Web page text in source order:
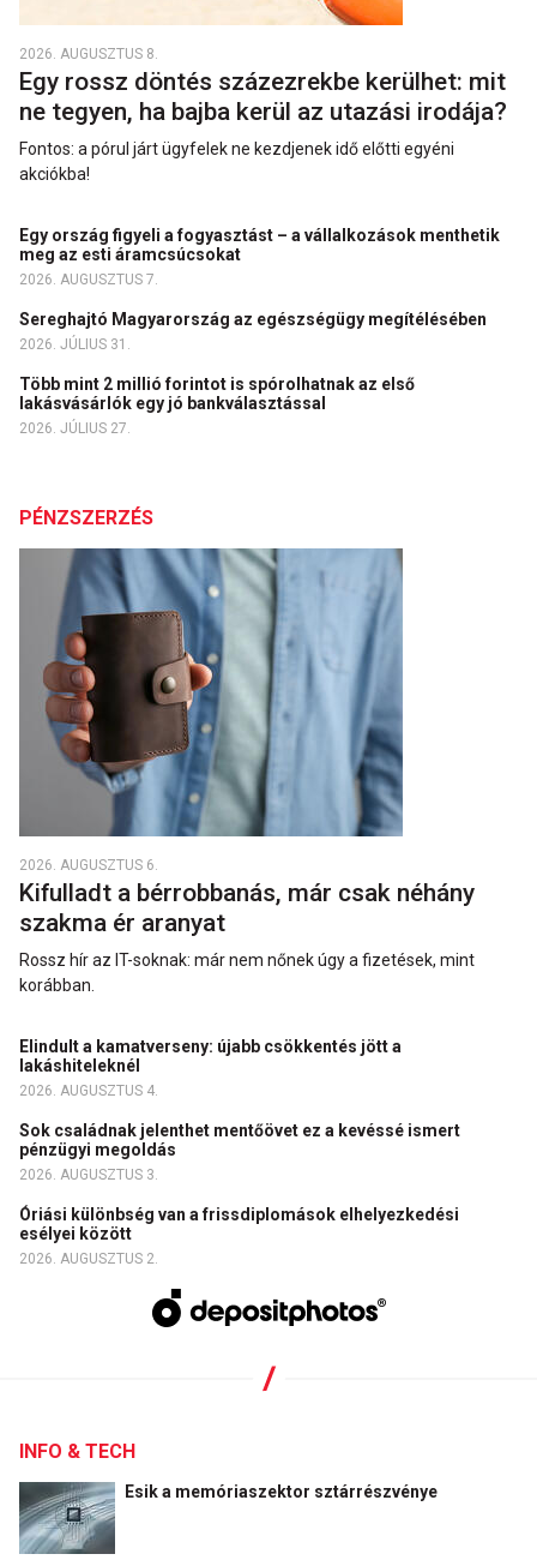
2026. AUGUSZTUS 8.
Egy rossz döntés százezrekbe kerülhet: mit
ne tegyen, ha bajba kerül az utazási irodája?
Fontos: a pórul járt ügyfelek ne kezdjenek idő előtti egyéni
akciókba!
Egy ország figyeli a fogyasztást – a vállalkozások menthetik
meg az esti áramcsúcsokat
2026. AUGUSZTUS 7.
Sereghajtó Magyarország az egészségügy megítélésében
2026. JÚLIUS 31.
Több mint 2 millió forintot is spórolhatnak az első
lakásvásárlók egy jó bankválasztással
2026. JÚLIUS 27.
PÉNZSZERZÉS
2026. AUGUSZTUS 6.
Kifulladt a bérrobbanás, már csak néhány
szakma ér aranyat
Rossz hír az IT-soknak: már nem nőnek úgy a fizetések, mint
korábban.
Elindult a kamatverseny: újabb csökkentés jött a
lakáshiteleknél
2026. AUGUSZTUS 4.
Sok családnak jelenthet mentőövet ez a kevéssé ismert
pénzügyi megoldás
2026. AUGUSZTUS 3.
Óriási különbség van a frissdiplomások elhelyezkedési
esélyei között
2026. AUGUSZTUS 2.
INFO & TECH
Esik a memóriaszektor sztárrészvénye